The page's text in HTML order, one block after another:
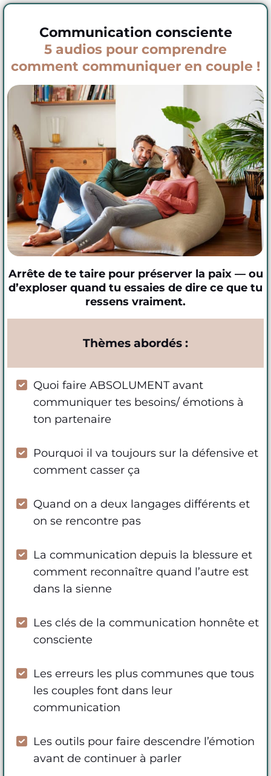
Communication consciente
5 audios pour comprendre
comment communiquer en couple !
Arrête de te taire pour préserver la paix — ou
d’exploser quand tu essaies de dire ce que tu
ressens vraiment.
Thèmes abordés :
Quoi faire ABSOLUMENT avant
communiquer tes besoins/ émotions à
ton partenaire
Pourquoi il va toujours sur la défensive et
comment casser ça
Quand on a deux langages différents et
on se rencontre pas
La communication depuis la blessure et
comment reconnaître quand l’autre est
dans la sienne
Les clés de la communication honnête et
consciente
Les erreurs les plus communes que tous
les couples font dans leur
communication
Les outils pour faire descendre l’émotion
avant de continuer à parler